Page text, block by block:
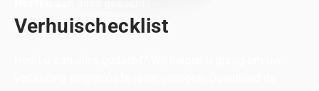
Verhuischecklist